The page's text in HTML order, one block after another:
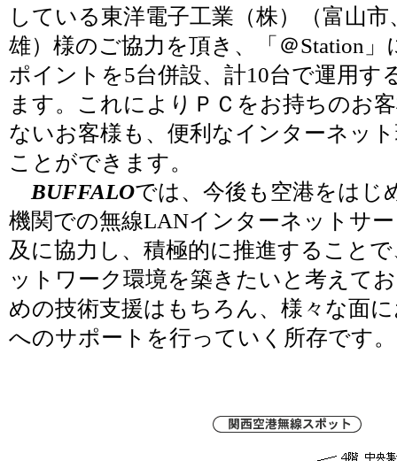
している東洋電子工業（株）（富山
雄）様のご協力を頂き、「＠Station
ポイントを5台併設、計10台で運用す
ます。これによりＰＣをお持ちのお
ないお客様も、便利なインターネッ
ことができます。
BUFFALOでは、今後も空港をはじ
機関での無線LANインターネットサ
及に協力し、積極的に推進すること
ットワーク環境を築きたいと考えて
めの技術支援はもちろん、様々な面
へのサポートを行っていく所存です。